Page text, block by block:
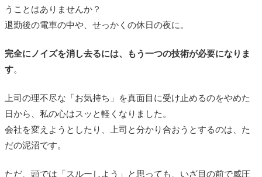
うことはありませんか？
退勤後の電車の中や、せっかくの休日の夜に。
完全にノイズを消し去るには、もう一つの技術が必要になりま
す。
上司の理不尽な「お気持ち」を真面目に受け止めるのをやめた
日から、私の心はスッと軽くなりました。
会社を変えようとしたり、上司と分かり合おうとするのは、た
だの泥沼です。
ただ、頭では「スルーしよう」と思っても、いざ目の前で威圧